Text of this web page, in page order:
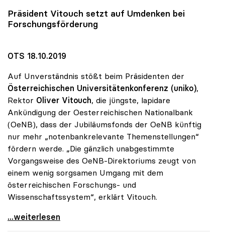
Präsident Vitouch setzt auf Umdenken bei
Forschungsförderung
OTS 18.10.2019
Auf Unverständnis stößt beim Präsidenten der
Österreichischen Universitätenkonferenz (uniko),
Rektor Oliver Vitouch, die jüngste, lapidare
Ankündigung der Oesterreichischen Nationalbank
(OeNB), dass der Jubiläumsfonds der OeNB künftig
nur mehr „notenbankrelevante Themenstellungen“
fördern werde. „Die gänzlich unabgestimmte
Vorgangsweise des OeNB-Direktoriums zeugt von
einem wenig sorgsamen Umgang mit dem
österreichischen Forschungs- und
Wissenschaftssystem“, erklärt Vitouch.
OeNB-Jubiläumsfonds: uniko-Kritik an „wenig
...weiterlesen